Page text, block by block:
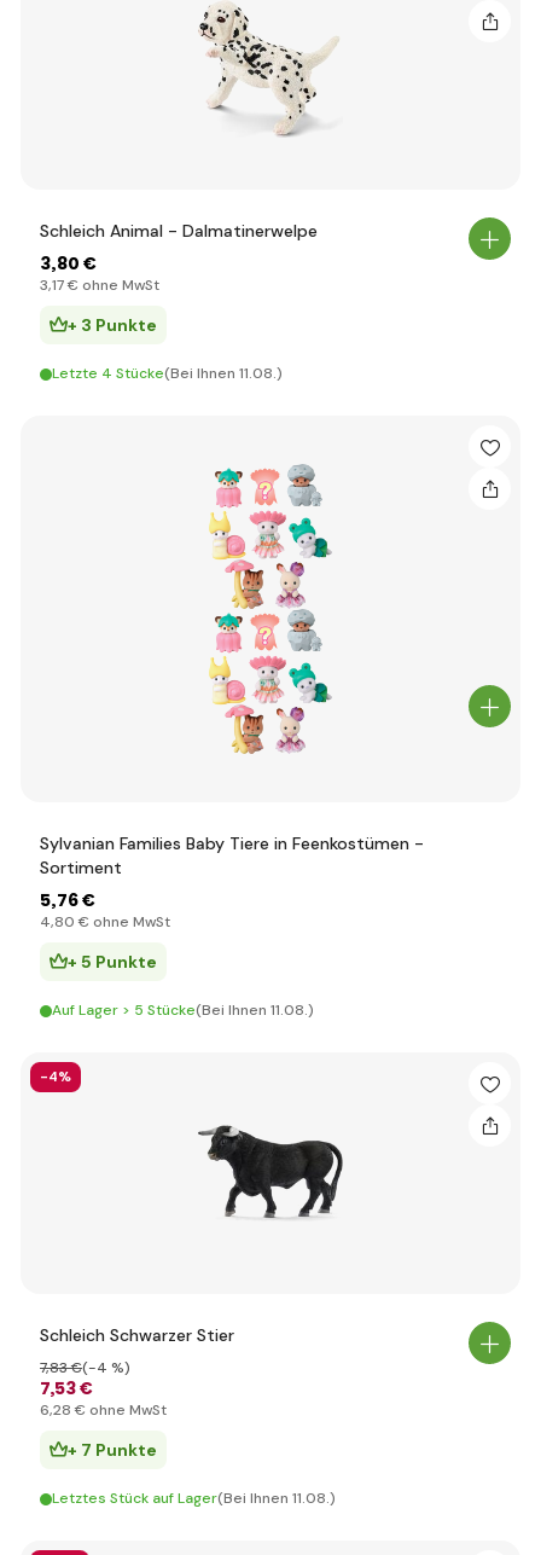
Schleich Animal - Dalmatinerwelpe
3,80 €
3,17 € ohne MwSt
+ 3 Punkte
Letzte 4 Stücke(Bei Ihnen 11.08.)
Sylvanian Families Baby Tiere in Feenkostümen -
Sortiment
5,76 €
4,80 € ohne MwSt
+ 5 Punkte
Auf Lager > 5 Stücke(Bei Ihnen 11.08.)
-4%
Schleich Schwarzer Stier
7,53 €
7,83 €(-4 %)
6,28 € ohne MwSt
+ 7 Punkte
Letztes Stück auf Lager(Bei Ihnen 11.08.)